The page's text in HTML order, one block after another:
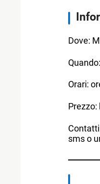
Dove:
Orari:
sms o